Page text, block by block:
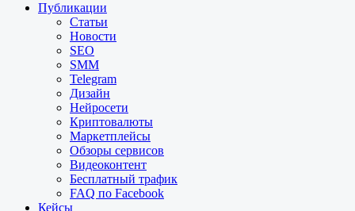
Публикации
Статьи
Новости
SEO
SMM
Telegram
Дизайн
Нейросети
Криптовалюты
Маркетплейсы
Обзоры сервисов
Видеоконтент
Бесплатный трафик
FAQ по Facebook
Кейсы